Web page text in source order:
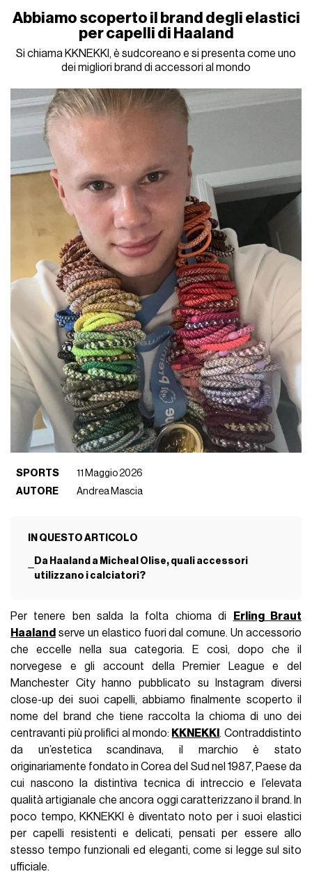
Abbiamo scoperto il brand degli elastici
per capelli di Haaland
Si chiama KKNEKKI, è sudcoreano e si presenta come uno
dei migliori brand di accessori al mondo
SPORTS
11 Maggio 2026
AUTORE
Andrea Mascia
IN QUESTO ARTICOLO
Da Haaland a Micheal Olise, quali accessori
utilizzano i calciatori?
Per tenere ben salda la folta chioma di
Erling Braut
Haaland serve un elastico fuori dal comune. Un accessorio
che eccelle nella sua categoria. E così, dopo che il
norvegese e gli account della Premier League e del
Manchester City hanno pubblicato su Instagram diversi
close-up dei suoi capelli, abbiamo finalmente scoperto il
nome del brand che tiene raccolta la chioma di uno dei
centravanti più prolifici al mondo: KKNEKKI. Contraddistinto
da un’estetica scandinava, il marchio è stato
originariamente fondato in Corea del Sud nel 1987, Paese da
cui nascono la distintiva tecnica di intreccio e l’elevata
qualità artigianale che ancora oggi caratterizzano il brand. In
poco tempo, KKNEKKI è diventato noto per i suoi elastici
per capelli resistenti e delicati, pensati per essere allo
stesso tempo funzionali ed eleganti, come si legge sul sito
ufficiale.